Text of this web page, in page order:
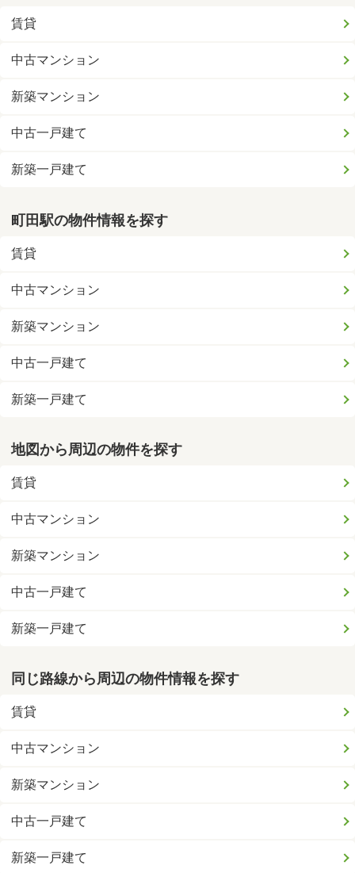
賃貸
中古マンション
新築マンション
中古一戸建て
新築一戸建て
町田駅の物件情報を探す
賃貸
中古マンション
新築マンション
中古一戸建て
新築一戸建て
地図から周辺の物件を探す
賃貸
中古マンション
新築マンション
中古一戸建て
新築一戸建て
同じ路線から周辺の物件情報を探す
賃貸
中古マンション
新築マンション
中古一戸建て
新築一戸建て